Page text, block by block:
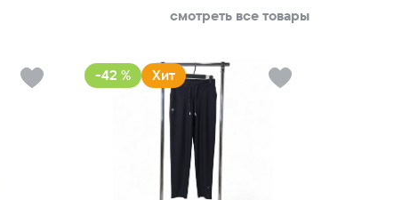
смотреть все товары
-42 % Хит